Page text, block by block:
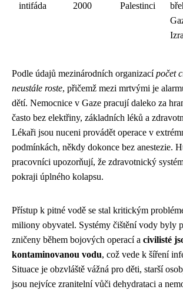
intifáda
2000
Palestinci
Podle údajů mezinárodních organizacípočet
neustále roste, přičemž mezi mrtvými je
dětí. Nemocnice v Gaze pracují daleko za
často bez elektřiny, základních léků a
Lékaři jsou nuceni provádět operace v
podmínkách, někdy dokonce bez anestezie.
pracovníci upozorňují, že zdravotnický
pokraji úplného kolapsu.
Přístup k pitné vodě se stal kritickým
miliony obyvatel. Systémy čištění vody byly
zničeny během bojových operací a civilisté
kontaminovanou vodu, což vede k šíření
Situace je obzvláště vážná pro děti, starší
jsou nejvíce zranitelní vůči dehydrataci a